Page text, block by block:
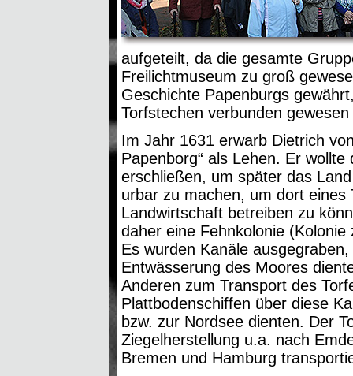
aufgeteilt, da die gesamte
Freilichtmuseum zu groß
Geschichte Papenburgs
Torfstechen verbunden
Im Jahr 1631 erwarb Dietrich
Papenborg“ als Lehen. Er
erschließen, um später das
urbar zu machen, um dort eines
Landwirtschaft betreiben zu
daher eine Fehnkolonie (Kolonie
Es wurden Kanäle
Entwässerung des Moores
Anderen zum Transport des
Plattbodenschiffen über diese
bzw. zur Nordsee dienten. Der
Ziegelherstellung u.a. nach
Bremen und Hamburg